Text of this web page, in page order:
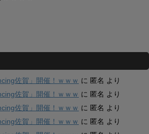
佐賀」開催！ｗｗｗ に 匿名 より
佐賀」開催！ｗｗｗ に 匿名 より
佐賀」開催！ｗｗｗ に 匿名 より
佐賀」開催！ｗｗｗ に 匿名 より